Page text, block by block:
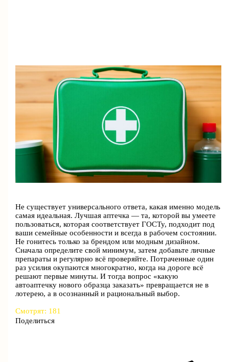
Не существует универсального ответа, какая именно модель
самая идеальная. Лучшая аптечка — та, которой вы умеете
пользоваться, которая соответствует ГОСТу, подходит под
ваши семейные особенности и всегда в рабочем состоянии.
Не гонитесь только за брендом или модным дизайном.
Сначала определите свой минимум, затем добавьте личные
препараты и регулярно всё проверяйте. Потраченные один
раз усилия окупаются многократно, когда на дороге всё
решают первые минуты. И тогда вопрос «какую
автоаптечку нового образца заказать» превращается не в
лотерею, а в осознанный и рациональный выбор.
Смотрят: 181
Поделиться